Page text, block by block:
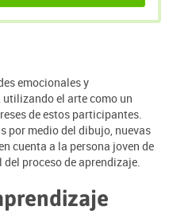
emocionales y
el arte como un
de estos participantes.
por medio del dibujo, nuevas
cuenta a la persona joven de
proceso de aprendizaje.